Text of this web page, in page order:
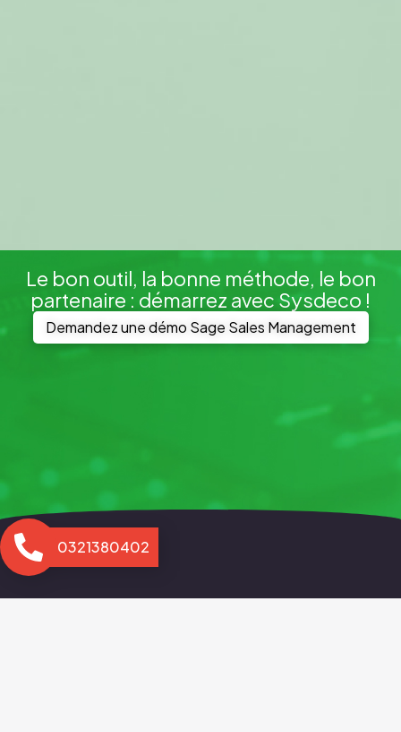
Le bon outil, la bonne méthode, le bon
partenaire : démarrez avec Sysdeco !
Demandez une démo Sage Sales Management
0321380402